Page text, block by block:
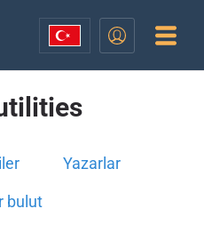
Yazarlar
bulut